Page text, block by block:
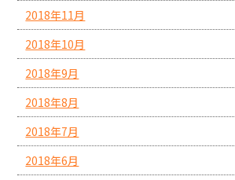
2018年11月
2018年10月
2018年9月
2018年8月
2018年7月
2018年6月